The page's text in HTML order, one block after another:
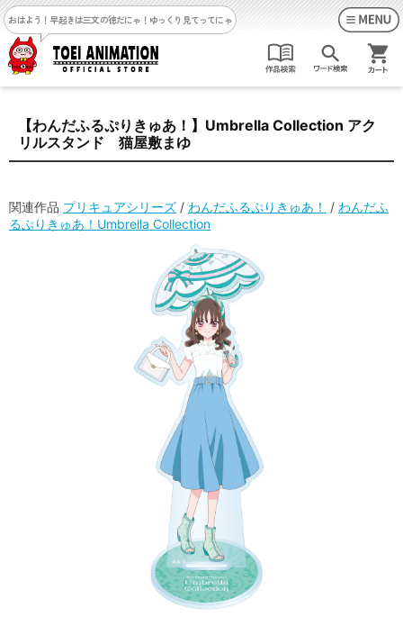
おはよう！早起きは三文の徳だにゃ！ ゆっくり見てってにゃ
【わんだふるぷりきゅあ！】Umbrella Collection アク
リルスタンド 猫屋敷まゆ
関連作品 プリキュアシリーズ / わんだふるぷりきゅあ！ / わんだふ
るぷりきゅあ！Umbrella Collection